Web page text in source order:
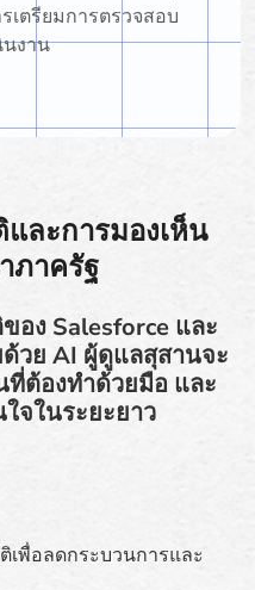
เตรียมการตรวจสอบ
งาน
ละการมองเห็น
ภาครัฐ
อง Salesforce และ
วย AI ผู้ดูแลสุสานจะ
ต้องทำด้วยมือ และ
จในระยะยาว
พื่อลดกระบวนการและ